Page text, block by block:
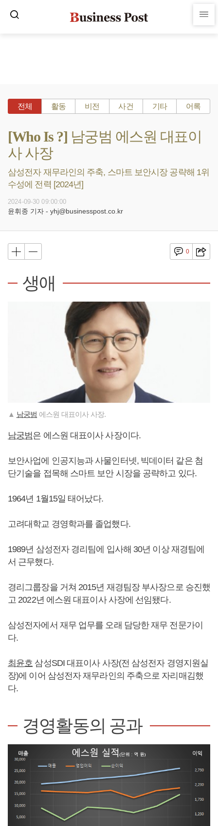
전체 활동 비전 사건 기타 어록
[Who Is ?] 남궁범 에스원 대표이
사 사장
삼성전자 재무라인의 주축, 스마트 보안시장 공략해 1위
수성에 전력 [2024년]
2024-09-30 09:00:00
윤휘종 기자 - yhj@businesspost.co.kr
0
생애
▲ 남궁범 에스원 대표이사 사장.
남궁범은 에스원 대표이사 사장이다.
보안사업에 인공지능과 사물인터넷, 빅데이터 같은 첨
단기술을 접목해 스마트 보안 시장을 공략하고 있다.
1964년 1월15일 태어났다.
고려대학교 경영학과를 졸업했다.
1989년 삼성전자 경리팀에 입사해 30년 이상 재경팀에
서 근무했다.
경리그룹장을 거쳐 2015년 재경팀장 부사장으로 승진했
고 2022년 에스원 대표이사 사장에 선임됐다.
삼성전자에서 재무 업무를 오래 담당한 재무 전문가이
다.
최윤호 삼성SDI 대표이사 사장(전 삼성전자 경영지원실
장)에 이어 삼성전자 재무라인의 주축으로 자리매김했
다.
경영활동의 공과